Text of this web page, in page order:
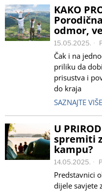
KAKO
odmor,
15.05.2025.
Čak i na
priliku da
prisustva i
do kraja
SAZNAJTE VIŠE
U
spremiti
kampu?
14.05.2025.
Predstavnici
dijele savjete